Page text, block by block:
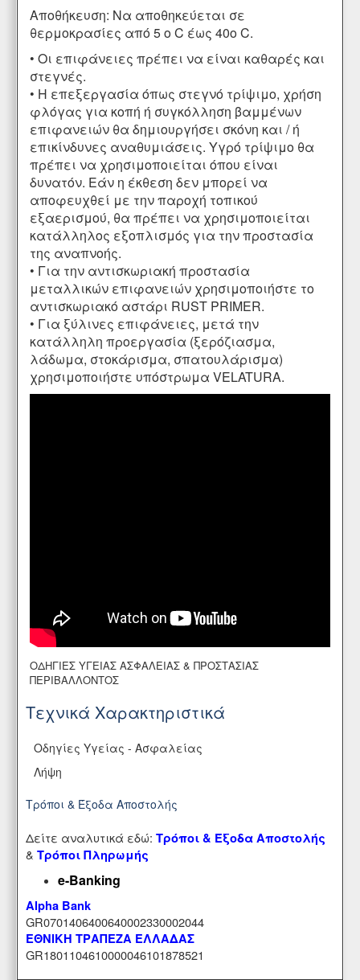
Αποθήκευση: Να αποθηκεύεται σε
θερμοκρασίες από 5 ο C έως 40ο C.
• Οι επιφάνειες πρέπει να είναι καθαρές και
στεγνές.
• Η επεξεργασία όπως στεγνό τρίψιμο, χρήση
φλόγας για κοπή ή συγκόλληση βαμμένων
επιφανειών θα δημιουργήσει σκόνη και / ή
επικίνδυνες αναθυμιάσεις. Υγρό τρίψιμο θα
πρέπει να χρησιμοποιείται όπου είναι
δυνατόν. Εάν η έκθεση δεν μπορεί να
αποφευχθεί με την παροχή τοπικού
εξαερισμού, θα πρέπει να χρησιμοποιείται
κατάλληλος εξοπλισμός για την προστασία
της αναπνοής.
• Για την αντισκωριακή προστασία
μεταλλικών επιφανειών χρησιμοποιήστε το
αντισκωριακό αστάρι RUST PRIMER.
• Για ξύλινες επιφάνειες, μετά την
κατάλληλη προεργασία (ξερόζιασμα,
λάδωμα, στοκάρισμα, σπατουλάρισμα)
χρησιμοποιήστε υπόστρωμα VELATURA.
ΟΔΗΓΙΕΣ ΥΓΕΙΑΣ ΑΣΦΑΛΕΙΑΣ & ΠΡΟΣΤΑΣΙΑΣ
ΠΕΡΙΒΑΛΛΟΝΤΟΣ
Τεχνικά Χαρακτηριστικά
Οδηγίες Υγείας - Ασφαλείας
Λήψη
Τρόποι & Έξοδα Αποστολής
Δείτε αναλυτικά εδώ: Τρόποι & Έξοδα Αποστολής
& Τρόποι Πληρωμής
e-Banking
Alpha Bank
GR0701406400640002330002044
ΕΘΝΙΚΗ ΤΡΑΠΕΖΑ ΕΛΛΑΔΑΣ
GR1801104610000046101878521